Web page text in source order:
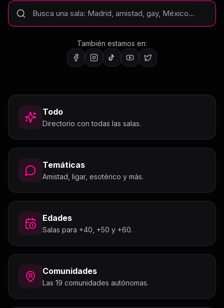
También estamos en:
Todo
Directorio con todas las salas.
Temáticas
Amistad, ligar, esotérico y más.
Edades
Salas para +40, +50 y +60.
Comunidades
Las 19 comunidades autónomas.